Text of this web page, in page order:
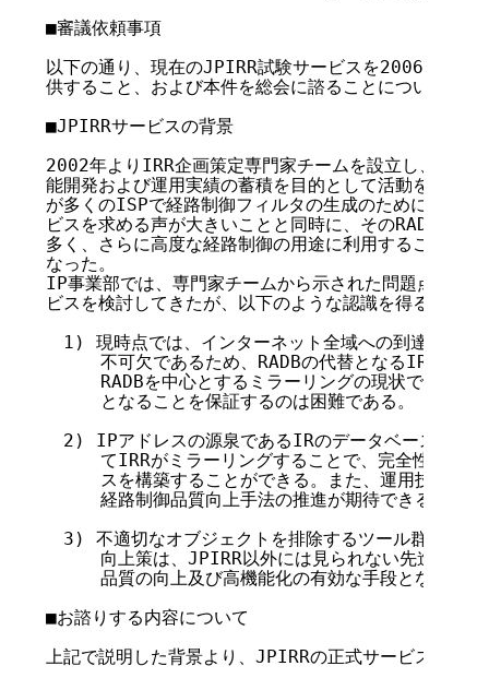
■審議依頼事項
以下の通り、現在のJPIRR試験サービスを2006年7月
供すること、および本件を総会に諮ることについて、
■JPIRRサービスの背景
2002年よりIRR企画策定専門家チームを設立し、IRR
能開発および運用実績の蓄積を目的として活動を行って
が多くのISPで経路制御フィルタの生成のために利用さ
ビスを求める声が大きいことと同時に、そのRADBでさ
多く、さらに高度な経路制御の用途に利用することが
なった。
IP事業部では、専門家チームから示された問題点への
ビスを検討してきたが、以下のような認識を得るに至っ
1) 現時点では、インターネット全域への到達性確保
不可欠であるため、RADBの代替となるIRRサー
RADBを中心とするミラーリングの現状では、
     となることを保証するのは困難である。
2) IPアドレスの源泉であるIRのデータベースを参
てIRRがミラーリングすることで、完全性の高い
スを構築することができる。また、運用技術者
     経路制御品質向上手法の推進が期待できる。
3) 不適切なオブジェクトを排除するツール群や、
向上策は、JPIRR以外には見られない先進的な取
品質の向上及び高機能化の有効な手段となりえる
■お諮りする内容について
上記で説明した背景より、JPIRRの正式サービス化を